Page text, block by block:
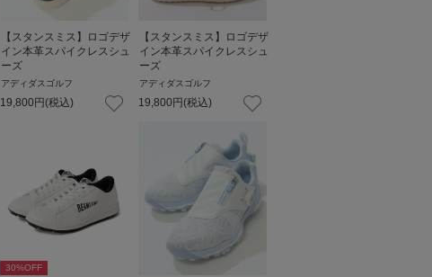
【スタンスミス】ロゴデザ
イン本革スパイクレスシュ
ーズ
アディダスゴルフ
19,800 円(税込)
【スタンスミス】ロゴデザ
イン本革スパイクレスシュ
ーズ
アディダスゴルフ
19,800 円(税込)
30%OFF